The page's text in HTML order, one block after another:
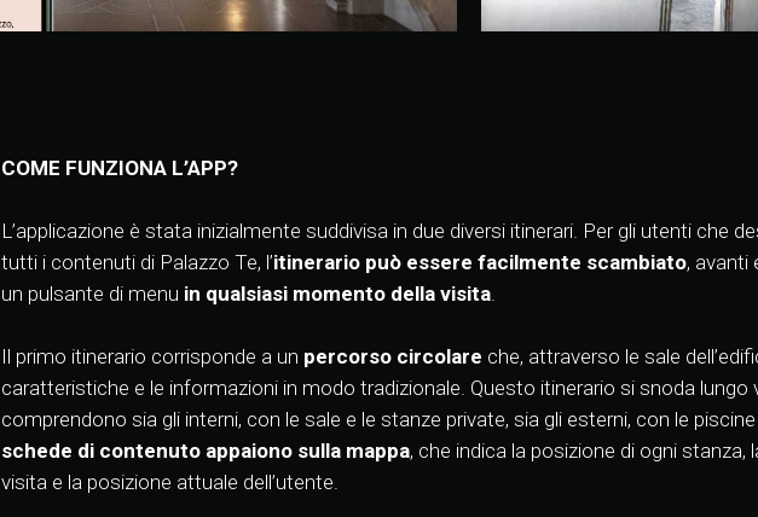
COME FUNZIONA L’APP?
L’applicazione è stata inizialmente suddivisa in due diversi itinerari. Per gli utenti che
tutti i contenuti di Palazzo Te, l’itinerario può essere facilmente scambiato, avanti
un pulsante di menu in qualsiasi momento della visita.
Il primo itinerario corrisponde a un percorso circolare che, attraverso le sale
caratteristiche e le informazioni in modo tradizionale. Questo itinerario si snoda lungo
comprendono sia gli interni, con le sale e le stanze private, sia gli esterni, con le piscine
schede di contenuto appaiono sulla mappa, che indica la posizione di ogni stanza,
visita e la posizione attuale dell’utente.